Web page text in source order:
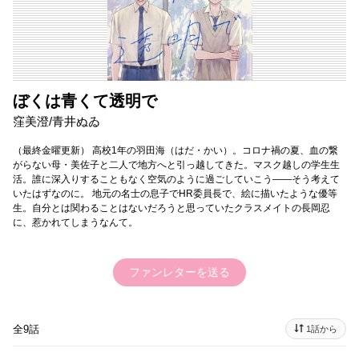
ぼくは青くて透明で
窪美澄/青井ぬゐ
（最終金曜更新） 高校1年の羽田海（はだ・かい）。コロナ禍の夏、血の繋
がらない母・美佐子と二人で地方へと引っ越してきた。マスク越しの学生生
活。誰に深入りすることもなく空気のように過ごしていこう――そう考えて
いたはずなのに。 地元の名士の息子でHR委員長で、絵に描いたような優等
生。自分とは関わることはないだろうと思っていたクラスメイトの長岡忍
に、惹かれてしまうなんて。
ファンレターを送る
全9話 1話から